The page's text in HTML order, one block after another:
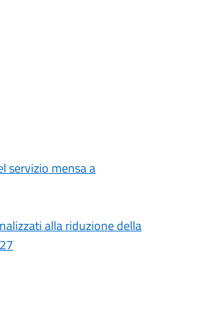
servizio mensa a
alla riduzione della